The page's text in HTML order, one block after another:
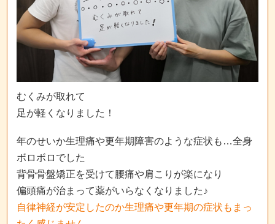
むくみが取れて
足が軽くなりました！
年のせいか生理痛や更年期障害のような症状も…全身
ボロボロでした
背骨骨盤矯正を受けて腰痛や肩こりが楽になり
偏頭痛が治まって薬がいらなくなりました♪
自律神経が安定したのか生理痛や更年期の症状もまっ